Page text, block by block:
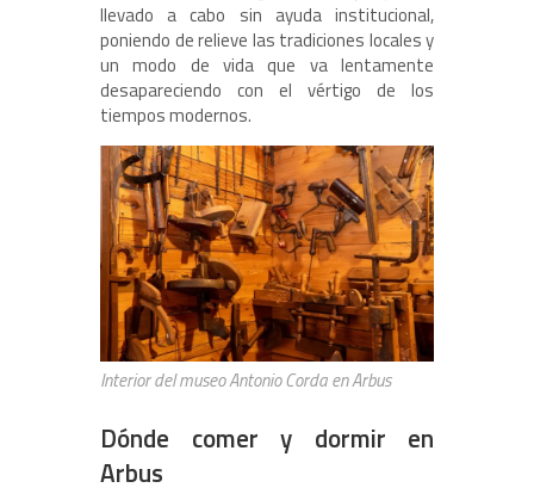
llevado a cabo sin ayuda institucional,
poniendo de relieve las tradiciones locales y
un modo de vida que va lentamente
desapareciendo con el vértigo de los
tiempos modernos.
Interior del museo Antonio Corda en Arbus
Dónde comer y dormir en
Arbus